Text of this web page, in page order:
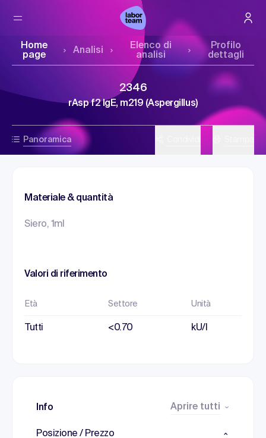
Home
page
Analisi
Elenco di
analisi
Profilo
dettagli
Panoramica
2346
rAsp f2 IgE, m219 (Aspergillus)
Materiale & quantità
Siero, 1ml
Valori di riferimento
Età Settore Unità
Tutti <0.70 kU/l
Info Aprire tutti
Posizione / Prezzo